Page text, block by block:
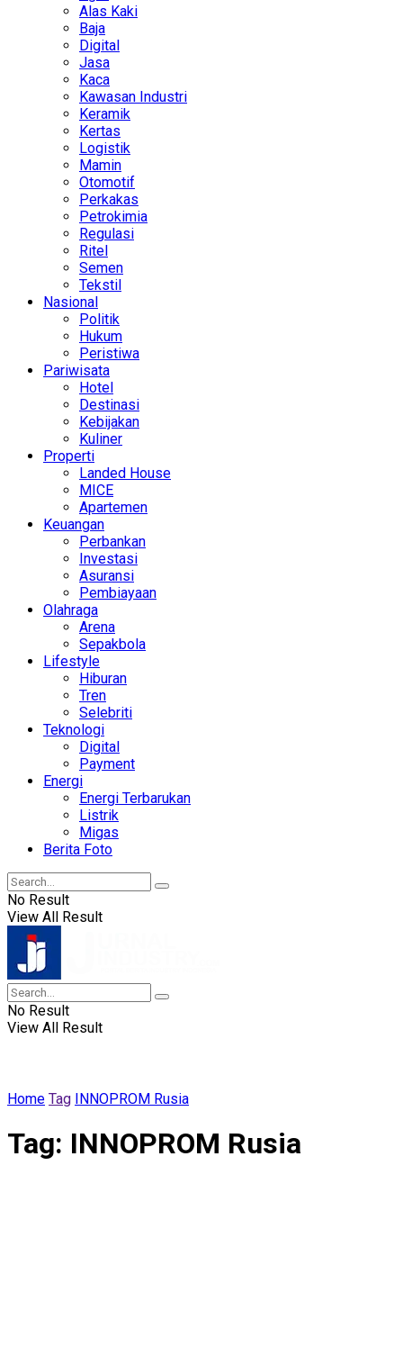
Alas Kaki
Baja
Digital
Jasa
Kaca
Kawasan Industri
Keramik
Kertas
Logistik
Mamin
Otomotif
Perkakas
Petrokimia
Regulasi
Ritel
Semen
Tekstil
Nasional
Politik
Hukum
Peristiwa
Pariwisata
Hotel
Destinasi
Kebijakan
Kuliner
Properti
Landed House
MICE
Apartemen
Keuangan
Perbankan
Investasi
Asuransi
Pembiayaan
Olahraga
Arena
Sepakbola
Lifestyle
Hiburan
Tren
Selebriti
Teknologi
Digital
Payment
Energi
Energi Terbarukan
Listrik
Migas
Berita Foto
No Result
View All Result
No Result
View All Result
Home Tag INNOPROM Rusia
Tag: INNOPROM Rusia